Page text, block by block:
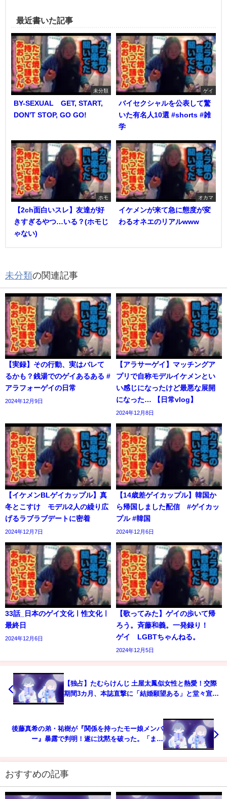
最近書いた記事
未分類
BY-SEXUAL GET, START,
DON'T STOP, GO GO!
ゲイ
バイセクシャルを公表して驚
いた有名人10選 #shorts #雑
学
ホモ
【2ch面白いスレ】友達が好
きすぎるやつ…いる？(ホモじ
ゃない)
オカマ
イケメンが来て急に態度が変
わるオネエのリアルwww
未分類の関連記事
【実録】その行動、実はバレて
るかも？銭湯でのゲイあるある #
アラフォーゲイの日常
2024年12月9日
【アラサーゲイ】マッチングア
プリで自称モデルイケメンとい
い感じになったけど最悪な展開
になった… 【日常vlog】
2024年12月8日
【イケメンBLゲイカップル】真
冬とこすけ モデル2人の繰り広
げるラブラブデートに密着
2024年12月7日
【14歳差ゲイカップル】韓国か
ら帰国しました配信 #ゲイカッ
プル #韓国
2024年12月6日
33話_日本のゲイ文化ㅣ性文化ㅣ
最終日
2024年12月6日
【歌ってみた】ゲイの歩いて帰
ろう。斉藤和義。一発録り！
ゲイ LGBTちゃんねる。
2024年12月5日
【独占】たむらけんじ 土屋太鳳似女性と熱愛！交際
期間3カ月、本誌直撃に「結婚願望ある」と堂々宣言
後藤真希の弟・祐樹が『関係を持ったモー娘メンバ
ー』暴露で判明！遂に沈黙を破った。「まじ
おすすめの記事